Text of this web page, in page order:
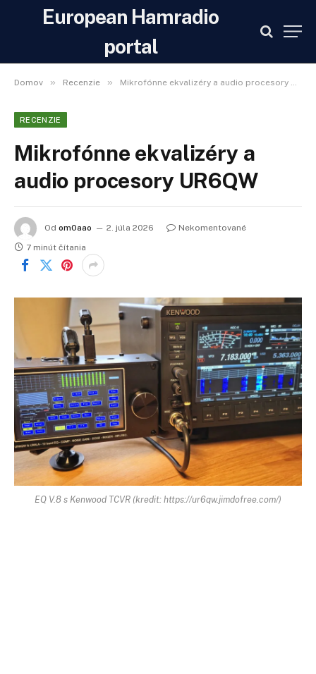
European Hamradio
portal
Domov » Recenzie » Mikrofónne ekvalizéry a audio procesory UR6QW
RECENZIE
Mikrofónne ekvalizéry a
audio procesory UR6QW
Od om0aao 2. júla 2026
Nekomentované
7 minút čítania
EQ V.8 s Kenwood TCVR (kredit: https://ur6qw.jimdofree.com/)